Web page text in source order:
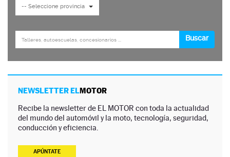
NEWSLETTER ELMOTOR
Recibe la newsletter de EL MOTOR con toda la actualidad
del mundo del automóvil y la moto, tecnología, seguridad,
conducción y eficiencia.
APÚNTATE